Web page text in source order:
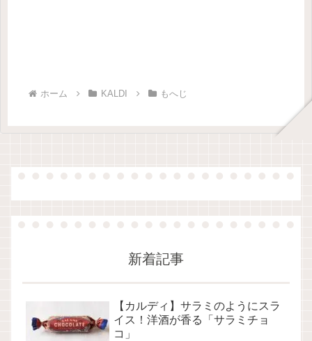
ホーム KALDI もへじ
新着記事
【カルディ】サラミのようにスラ
イス！洋酒が香る「サラミチョ
コ」